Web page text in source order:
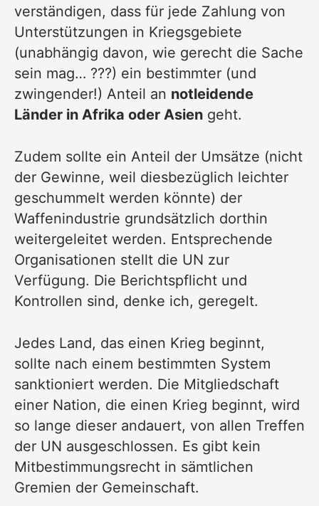
verständigen, dass für jede Zahlung von
Unterstützungen in Kriegsgebiete
(unabhängig davon, wie gerecht die Sache
sein mag… ???) ein bestimmter (und
zwingender!) Anteil an notleidende
Länder in Afrika oder Asien geht.
Zudem sollte ein Anteil der Umsätze (nicht
der Gewinne, weil diesbezüglich leichter
geschummelt werden könnte) der
Waffenindustrie grundsätzlich dorthin
weitergeleitet werden. Entsprechende
Organisationen stellt die UN zur
Verfügung. Die Berichtspflicht und
Kontrollen sind, denke ich, geregelt.
Jedes Land, das einen Krieg beginnt,
sollte nach einem bestimmten System
sanktioniert werden. Die Mitgliedschaft
einer Nation, die einen Krieg beginnt, wird
so lange dieser andauert, von allen Treffen
der UN ausgeschlossen. Es gibt kein
Mitbestimmungsrecht in sämtlichen
Gremien der Gemeinschaft.